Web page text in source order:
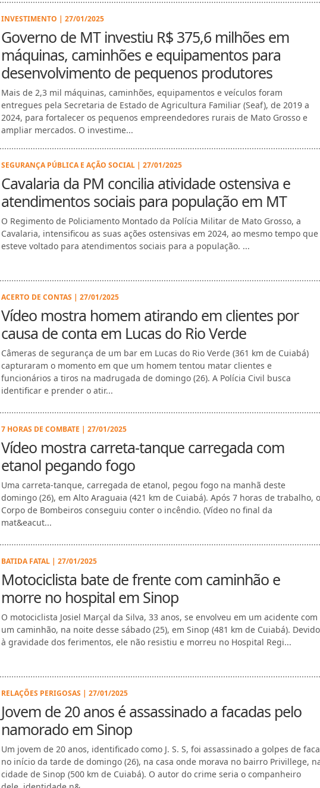
INVESTIMENTO | 27/01/2025
Governo de MT investiu R$ 375,6 milhões em
máquinas, caminhões e equipamentos para
desenvolvimento de pequenos produtores
Mais de 2,3 mil máquinas, caminhões, equipamentos e veículos foram
entregues pela Secretaria de Estado de Agricultura Familiar (Seaf), de 2019 a
2024, para fortalecer os pequenos empreendedores rurais de Mato Grosso e
ampliar mercados. O investime...
SEGURANÇA PÚBLICA E AÇÃO SOCIAL | 27/01/2025
Cavalaria da PM concilia atividade ostensiva e
atendimentos sociais para população em MT
O Regimento de Policiamento Montado da Polícia Militar de Mato Grosso, a
Cavalaria, intensificou as suas ações ostensivas em 2024, ao mesmo tempo que
esteve voltado para atendimentos sociais para a população. ...
ACERTO DE CONTAS | 27/01/2025
Vídeo mostra homem atirando em clientes por
causa de conta em Lucas do Rio Verde
Câmeras de segurança de um bar em Lucas do Rio Verde (361 km de Cuiabá)
capturaram o momento em que um homem tentou matar clientes e
funcionários a tiros na madrugada de domingo (26). A Polícia Civil busca
identificar e prender o atir...
7 HORAS DE COMBATE | 27/01/2025
Vídeo mostra carreta-tanque carregada com
etanol pegando fogo
Uma carreta-tanque, carregada de etanol, pegou fogo na manhã deste
domingo (26), em Alto Araguaia (421 km de Cuiabá). Após 7 horas de trabalho, o
Corpo de Bombeiros conseguiu conter o incêndio. (Vídeo no final da
mat&eacut...
BATIDA FATAL | 27/01/2025
Motociclista bate de frente com caminhão e
morre no hospital em Sinop
O motociclista Josiel Marçal da Silva, 33 anos, se envolveu em um acidente com
um caminhão, na noite desse sábado (25), em Sinop (481 km de Cuiabá). Devido
à gravidade dos ferimentos, ele não resistiu e morreu no Hospital Regi...
RELAÇÕES PERIGOSAS | 27/01/2025
Jovem de 20 anos é assassinado a facadas pelo
namorado em Sinop
Um jovem de 20 anos, identificado como J. S. S, foi assassinado a golpes de faca
no início da tarde de domingo (26), na casa onde morava no bairro Privillege, na
cidade de Sinop (500 km de Cuiabá). O autor do crime seria o companheiro
dele, identidade n&...